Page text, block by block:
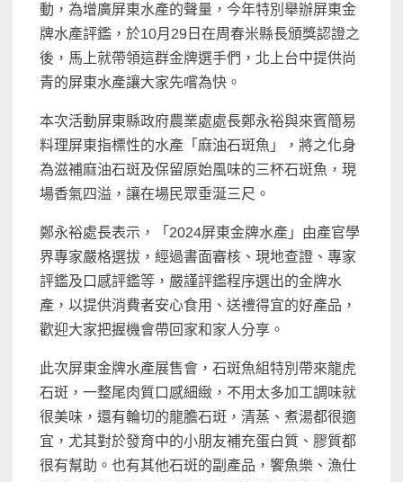
動，為增廣屏東水產的聲量，今年特別舉辦屏東金
牌水產評鑑，於10月29日在周春米縣長頒獎認證之
後，馬上就帶領這群金牌選手們，北上台中提供尚
青的屏東水產讓大家先嚐為快。
本次活動屏東縣政府農業處處長鄭永裕與來賓簡易
料理屏東指標性的水產「麻油石斑魚」，將之化身
為滋補麻油石斑及保留原始風味的三杯石斑魚，現
場香氣四溢，讓在場民眾垂涎三尺。
鄭永裕處長表示，「2024屏東金牌水產」由產官學
界專家嚴格選拔，經過書面審核、現地查證、專家
評鑑及口感評鑑等，嚴謹評鑑程序選出的金牌水
產，以提供消費者安心食用、送禮得宜的好產品，
歡迎大家把握機會帶回家和家人分享。
此次屏東金牌水產展售會，石斑魚組特別帶來龍虎
石斑，一整尾肉質口感細緻，不用太多加工調味就
很美味，還有輪切的龍膽石斑，清蒸、煮湯都很適
宜，尤其對於發育中的小朋友補充蛋白質、膠質都
很有幫助。也有其他石斑的副產品，饗魚樂、漁仕